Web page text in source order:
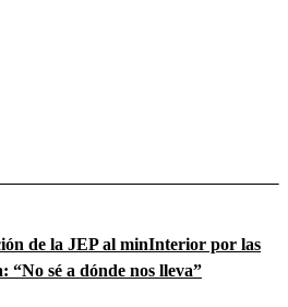
de la JEP al minInterior por las
“No sé a dónde nos lleva”